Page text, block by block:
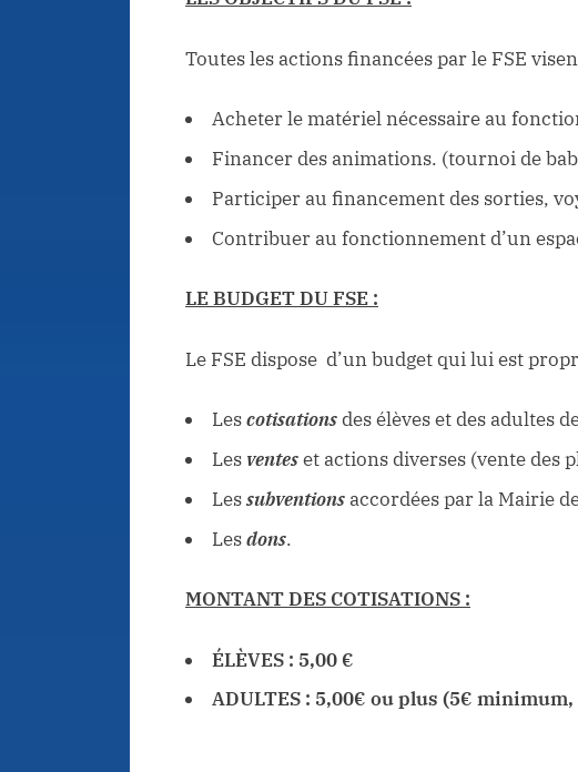
Toutes les actions financées par le FSE
Acheter le matériel nécessaire au
Financer des animations. (tournoi de
Participer au financement des sorties,
Contribuer au fonctionnement d’un
LE BUDGET DU FSE :
Le FSE dispose d’un budget qui lui est
Lescotisationsdes élèves et des adultes
Les venteset actions diverses (vente des
Lessubventions accordées par la Mairie
Lesdons.
MONTANT DES COTISATIONS :
ÉLÈVES : 5,00 €
ADULTES : 5,00€ ou plus (5€